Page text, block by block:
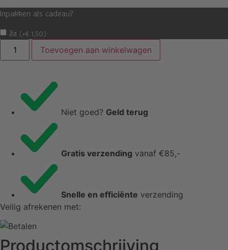
Inpakken als cadeau?
Ja (+€ 1,50 )
Standaard
Boog
Groot
Toevoegen aan winkelwagen
Niet goed? Geld terug
Gratis verzending vanaf €85,-
Snelle en efficiënte verzending
Veilig afrekenen met:
Productomschrijving